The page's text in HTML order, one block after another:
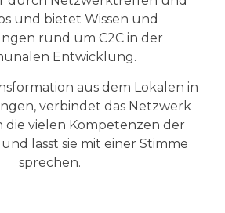
und bietet Wissen und
rund um C2C in der
Entwicklung.
aus dem Lokalen in
verbindet das Netzwerk
die vielen Kompetenzen der
lässt sie mit einer Stimme
sprechen.